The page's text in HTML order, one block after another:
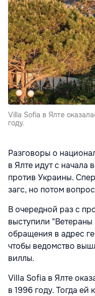
Villa Sofia в Ялте
году.
Разговоры о
в Ялте идут с начала
против Украины.
загс, но потом
В очередной раз с
выступили
обращения в адрес
чтобы ведомство
виллы.
Villa Sofia в Ялте
в 1996 году. Тогда ей